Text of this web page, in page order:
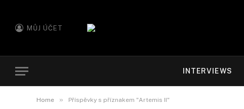
MŮJ ÚČET
INTERVIEWS
Home » Příspěvky s příznakem "Artemis II"